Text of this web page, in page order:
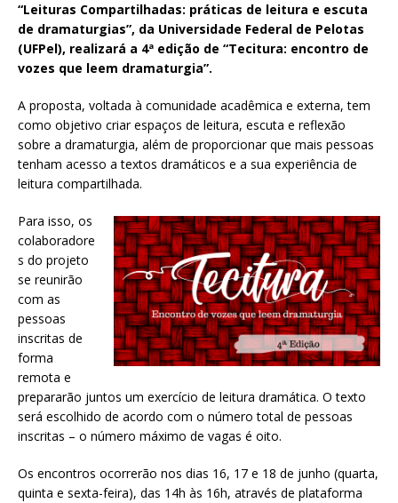
“Leituras Compartilhadas: práticas de leitura e escuta
de dramaturgias”, da Universidade Federal de Pelotas
(UFPel), realizará a 4ª edição de “Tecitura: encontro de
vozes que leem dramaturgia”.
A proposta, voltada à comunidade acadêmica e externa, tem
como objetivo criar espaços de leitura, escuta e reflexão
sobre a dramaturgia, além de proporcionar que mais pessoas
tenham acesso a textos dramáticos e a sua experiência de
leitura compartilhada.
Para isso, os
colaboradore
s do projeto
se reunirão
com as
pessoas
inscritas de
forma
remota e
prepararão juntos um exercício de leitura dramática. O texto
será escolhido de acordo com o número total de pessoas
inscritas – o número máximo de vagas é oito.
Os encontros ocorrerão nos dias 16, 17 e 18 de junho (quarta,
quinta e sexta-feira), das 14h às 16h, através de plataforma